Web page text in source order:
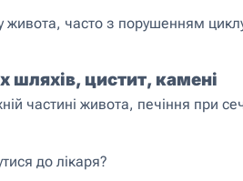
живота, часто з порушенням
шляхів, цистит, камені
частині живота, печіння при
до лікаря?